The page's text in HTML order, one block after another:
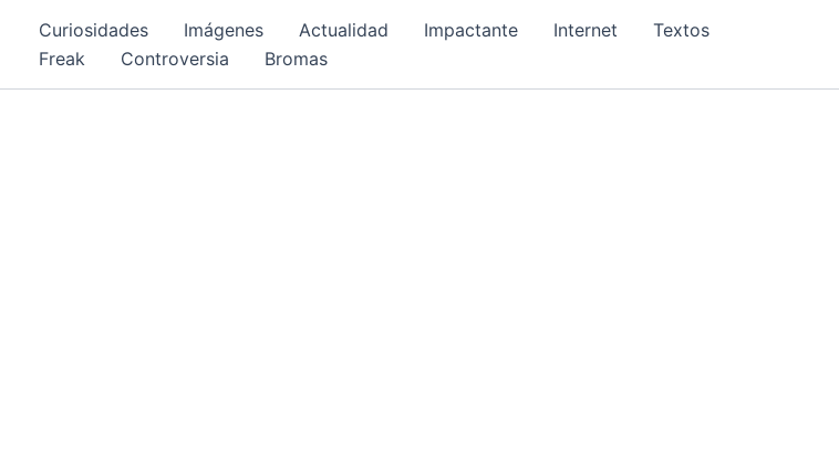
Curiosidades Imágenes Actualidad Impactante Internet
Textos
Freak
Controversia Bromas